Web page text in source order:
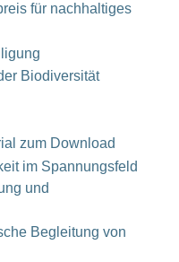
für nachhaltiges
Biodiversität
zum Download
im Spannungsfeld
und
Begleitung von